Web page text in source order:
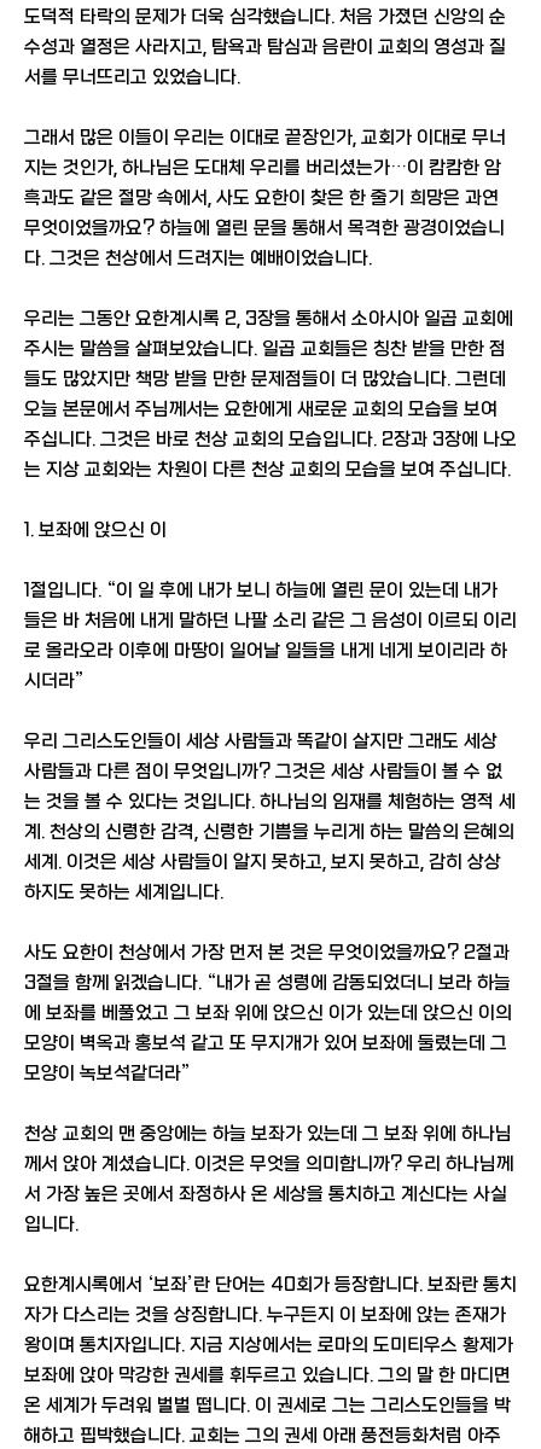
도덕적 타락의 문제가 더욱 심각했습니다. 처음 가졌던 신앙의 순
수성과 열정은 사라지고, 탐욕과 탐심과 음란이 교회의 영성과 질
서를 무너뜨리고 있었습니다.
그래서 많은 이들이 우리는 이대로 끝장인가, 교회가 이대로 무너
지는 것인가, 하나님은 도대체 우리를 버리셨는가…이 캄캄한 암
흑과도 같은 절망 속에서, 사도 요한이 찾은 한 줄기 희망은 과연
무엇이었을까요? 하늘에 열린 문을 통해서 목격한 광경이었습니
다. 그것은 천상에서 드려지는 예배이었습니다.
우리는 그동안 요한계시록 2, 3장을 통해서 소아시아 일곱 교회에
주시는 말씀을 살펴보았습니다. 일곱 교회들은 칭찬 받을 만한 점
들도 많았지만 책망 받을 만한 문제점들이 더 많았습니다. 그런데
오늘 본문에서 주님께서는 요한에게 새로운 교회의 모습을 보여
주십니다. 그것은 바로 천상 교회의 모습입니다. 2장과 3장에 나오
는 지상 교회와는 차원이 다른 천상 교회의 모습을 보여 주십니다.
1. 보좌에 앉으신 이
1절입니다. “이 일 후에 내가 보니 하늘에 열린 문이 있는데 내가
들은 바 처음에 내게 말하던 나팔 소리 같은 그 음성이 이르되 이리
로 올라오라 이후에 마땅이 일어날 일들을 내게 네게 보이리라 하
시더라”
우리 그리스도인들이 세상 사람들과 똑같이 살지만 그래도 세상
사람들과 다른 점이 무엇입니까? 그것은 세상 사람들이 볼 수 없
는 것을 볼 수 있다는 것입니다. 하나님의 임재를 체험하는 영적 세
계. 천상의 신령한 감격, 신령한 기쁨을 누리게 하는 말씀의 은혜의
세계. 이것은 세상 사람들이 알지 못하고, 보지 못하고, 감히 상상
하지도 못하는 세계입니다.
사도 요한이 천상에서 가장 먼저 본 것은 무엇이었을까요? 2절과
3절을 함께 읽겠습니다. “내가 곧 성령에 감동되었더니 보라 하늘
에 보좌를 베풀었고 그 보좌 위에 앉으신 이가 있는데 앉으신 이의
모양이 벽옥과 홍보석 같고 또 무지개가 있어 보좌에 둘렸는데 그
모양이 녹보석같더라”
천상 교회의 맨 중앙에는 하늘 보좌가 있는데 그 보좌 위에 하나님
께서 앉아 계셨습니다. 이것은 무엇을 의미합니까? 우리 하나님께
서 가장 높은 곳에서 좌정하사 온 세상을 통치하고 계신다는 사실
입니다.
요한계시록에서 ‘보좌’란 단어는 40회가 등장합니다. 보좌란 통치
자가 다스리는 것을 상징합니다. 누구든지 이 보좌에 앉는 존재가
왕이며 통치자입니다. 지금 지상에서는 로마의 도미티우스 황제가
보좌에 앉아 막강한 권세를 휘두르고 있습니다. 그의 말 한 마디면
온 세계가 두려워 벌벌 떱니다. 이 권세로 그는 그리스도인들을 박
해하고 핍박했습니다. 교회는 그의 권세 아래 풍전등화처럼 아주